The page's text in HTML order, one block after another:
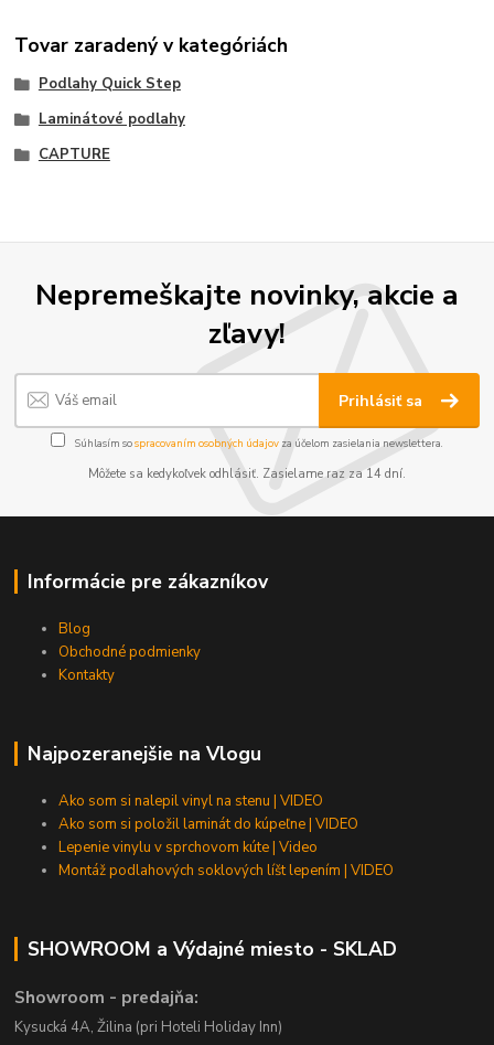
Tovar zaradený v kategóriách
Podlahy Quick Step
Laminátové podlahy
CAPTURE
Nepremeškajte novinky, akcie a
zľavy!
Prihlásiť sa
Súhlasím sospracovaním osobných údajov za účelom zasielania newslettera.
Môžete sa kedykoľvek odhlásiť. Zasielame raz za 14 dní.
Informácie pre zákazníkov
Blog
Obchodné podmienky
Kontakty
Najpozeranejšie na Vlogu
Ako som si nalepil vinyl na stenu | VIDEO
Ako som si položil laminát do kúpeľne | VIDEO
Lepenie vinylu v sprchovom kúte | Video
Montáž podlahových soklových líšt lepením | VIDEO
SHOWROOM a Výdajné miesto - SKLAD
Showroom - predajňa:
Kysucká 4A, Žilina (pri Hoteli Holiday Inn)